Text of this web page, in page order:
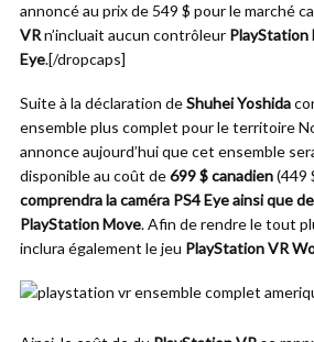
annoncé au prix de 549 $ pour le marché
VRn’incluait aucun contrôleur PlayStation
Eye.[/dropcaps]
Suite à la déclaration deShuhei Yoshida
ensemble plus complet pour le territoire
annonce aujourd’hui que cet ensemble
disponible au coût de699 $ canadien(449
comprendra la caméra PS4 Eye ainsi que
PlayStation Move. Afin de rendre le tout
inclura également le jeu PlayStation VR